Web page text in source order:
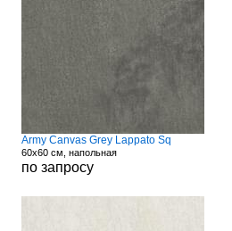
Army Canvas Grey Lappato Sq
60x60 см, напольная
по запросу